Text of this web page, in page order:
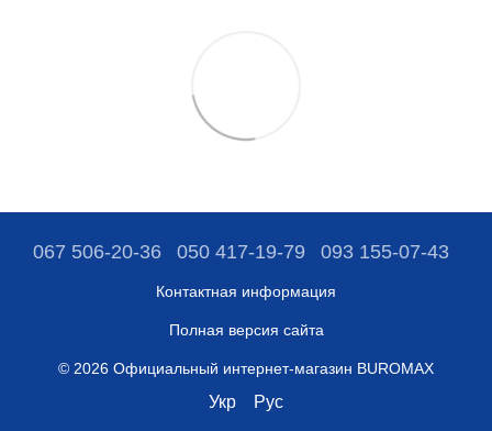
067 506-20-36 050 417-19-79 093 155-07-43
Контактная информация
Полная версия сайта
© 2026 Официальный интернет-магазин BUROMAX
Укр Рус